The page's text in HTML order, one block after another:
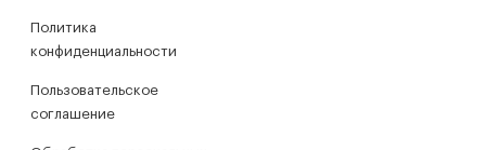
Политика
конфиденциальности
Пользовательское
соглашение